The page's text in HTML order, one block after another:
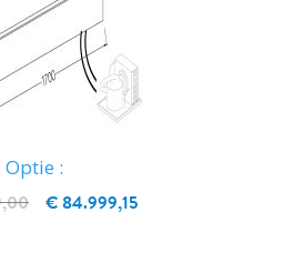
Optie :
€ 84.999,15